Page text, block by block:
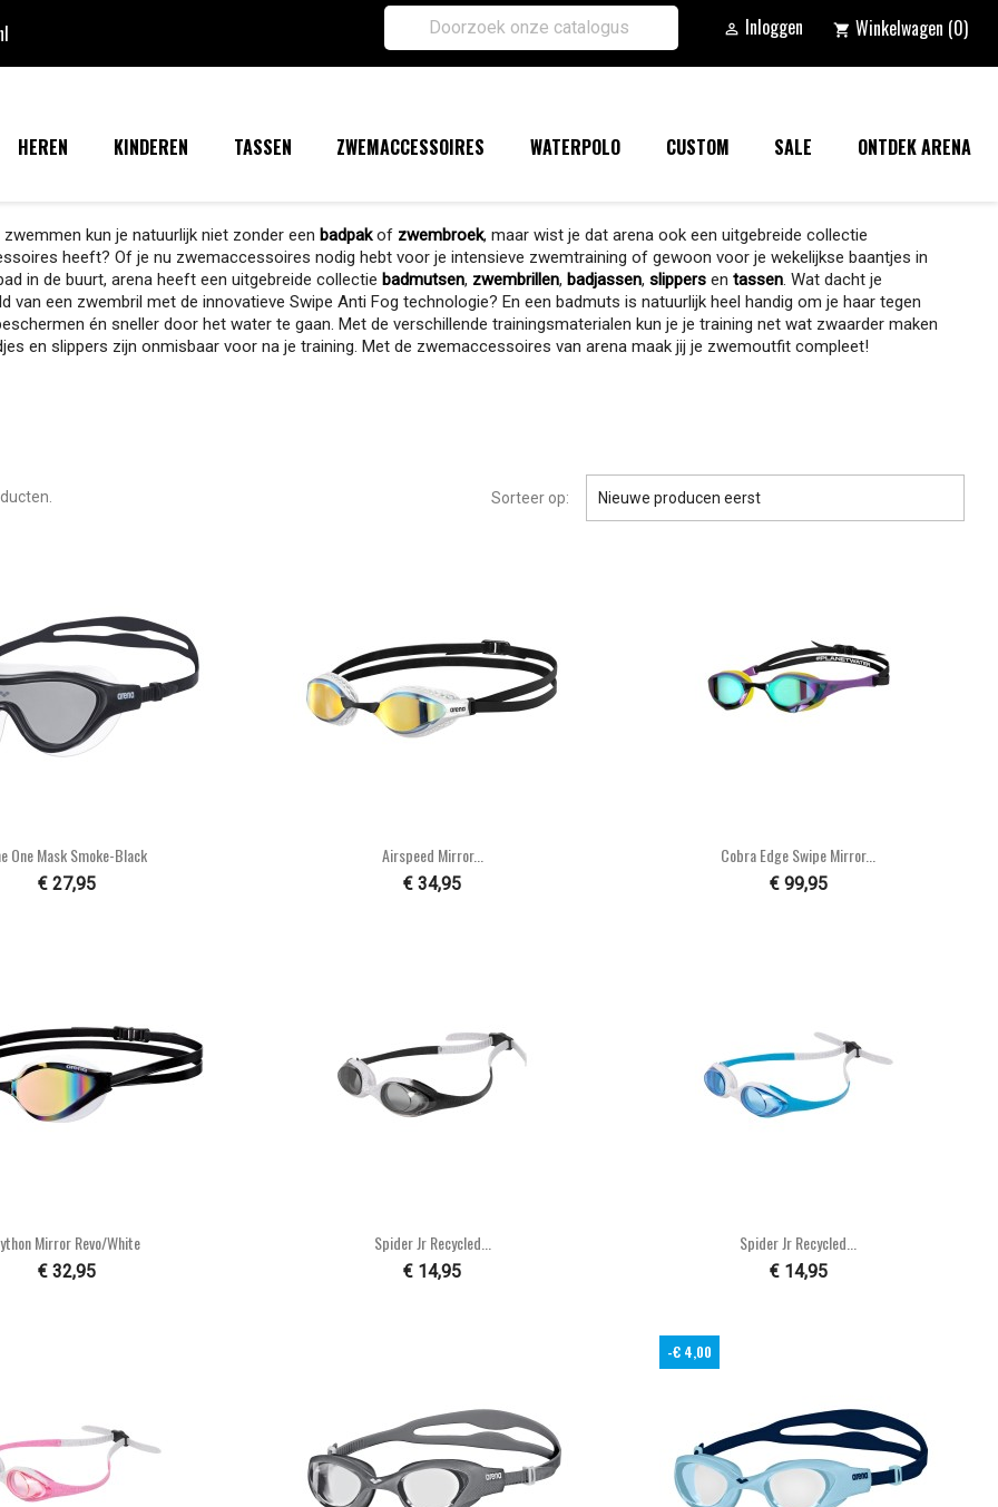
 Inloggen shopping_cart Winkelwagen (0)
HEREN KINDEREN TASSEN ZWEMACCESSOIRES WATERPOLO CUSTOM SALE ONTDEK ARENA
kun je natuurlijk niet zonder een badpakof zwembroek, maar wist je dat arena ook een uitgebreide collectie
heeft? Of je nu zwemaccessoires nodig hebt voor je intensieve zwemtraining of gewoon voor je wekelijkse baantjes in
in de buurt, arena heeft een uitgebreide collectie badmutsen, zwembrillen, badjassen, slippersen tassen. Wat dacht je
van een zwembril met de innovatieve Swipe Anti Fog technologie? En een badmuts is natuurlijk heel handig om je haar tegen
én sneller door het water te gaan. Met de verschillende trainingsmaterialen kun je je training net wat zwaarder maken
en slippers zijn onmisbaar voor na je training. Met de zwemaccessoires van arena maak jij je zwemoutfit compleet!
Sorteer op: Nieuwe producen eerst
Snel bekijken
One Mask Smoke-Black
€ 27,95
Snel bekijken
Airspeed Mirror...
€ 34,95
 Snel bekijken
Cobra Edge Swipe Mirror...
€ 99,95
Snel bekijken
Mirror Revo/white
€ 32,95
Snel bekijken
Spider Jr Recycled...
€ 14,95
Snel bekijken
Spider Jr Recycled...
€ 14,95
-€ 4,00